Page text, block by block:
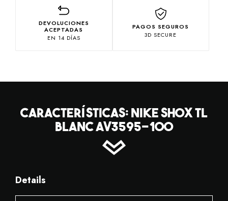
DEVOLUCIONES
ACEPTADAS
EN 14 DÍAS
PAGOS SEGUROS
3D SECURE
CARACTERÍSTICAS: NIKE SHOX TL
BLANC AV3595-100
Details